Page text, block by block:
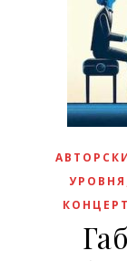
УРОВНЯ
КОНЦЕРТ